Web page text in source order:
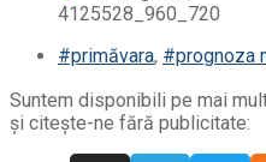
#primăvara, #prognoza
Suntem disponibili pe mai
și citește-ne fără publicitate: